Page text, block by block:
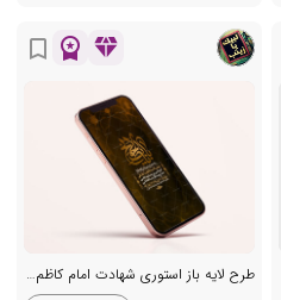
diamond
workspace_premium
bookmark_border
طرح لایه باز استوری شهادت امام کاظم ع